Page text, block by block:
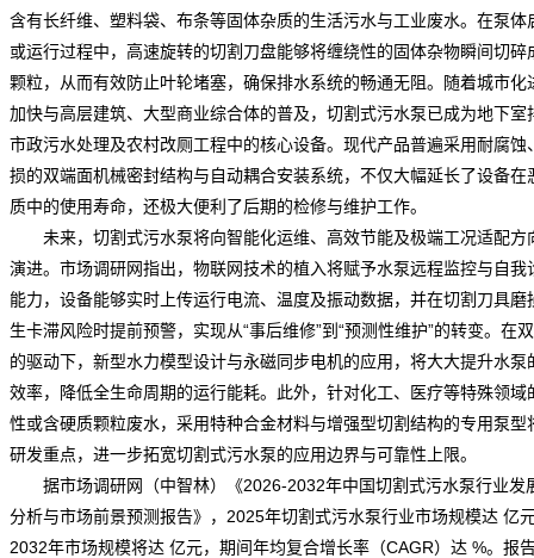
含有长纤维、塑料袋、布条等固体杂质的生活污水与工业废水。在泵体
或运行过程中，高速旋转的切割刀盘能够将缠绕性的固体杂物瞬间切碎
颗粒，从而有效防止叶轮堵塞，确保排水系统的畅通无阻。随着城市化
加快与高层建筑、大型商业综合体的普及， 切割式污水泵已成为地下室
市政污水处理及农村改厕工程中的核心设备。现代产品普遍采用耐腐蚀
损的双端面机械密封结构与自动耦合安装系统，不仅大幅延长了设备在
质中的使用寿命，还极大便利了后期的检修与维护工作。
未来，切割式污水泵将向智能化运维、高效节能及极端工况适配方
演进。 市场调研网指出，物联网技术的植入将赋予水泵远程监控与自我
能力，设备能够实时上传运行电流、温度及振动数据，并在切割刀具磨
生卡滞风险时提前预警，实现从“事后维修”到“预测性维护”的转变。在
的驱动下，新型水力模型设计与永磁同步电机的应用，将大大提升水泵
效率，降低全生命周期的运行能耗。此外，针对化工、医疗等特殊领域
性或含硬质颗粒废水，采用特种合金材料与增强型切割结构的专用泵型
研发重点，进一步拓宽切割式污水泵的应用边界与可靠性上限。
据市场调研网（中智林）《2026-2032年中国切割式污水泵行业发
分析与市场前景预测报告》，2025年切割式污水泵行业市场规模达 亿
2032年市场规模将达 亿元，期间年均复合增长率（CAGR）达 %。报